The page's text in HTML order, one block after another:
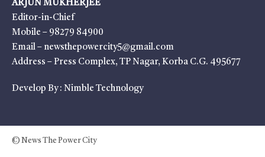
ARJUN MUKHERJEE
Editor-in-Chief
Mobile – 98279 84900
Email – newsthepowercity5@gmail.com
Address – Press Complex, TP Nagar, Korba C.G. 495677
Develop By : Nimble Technology
© News The Power City